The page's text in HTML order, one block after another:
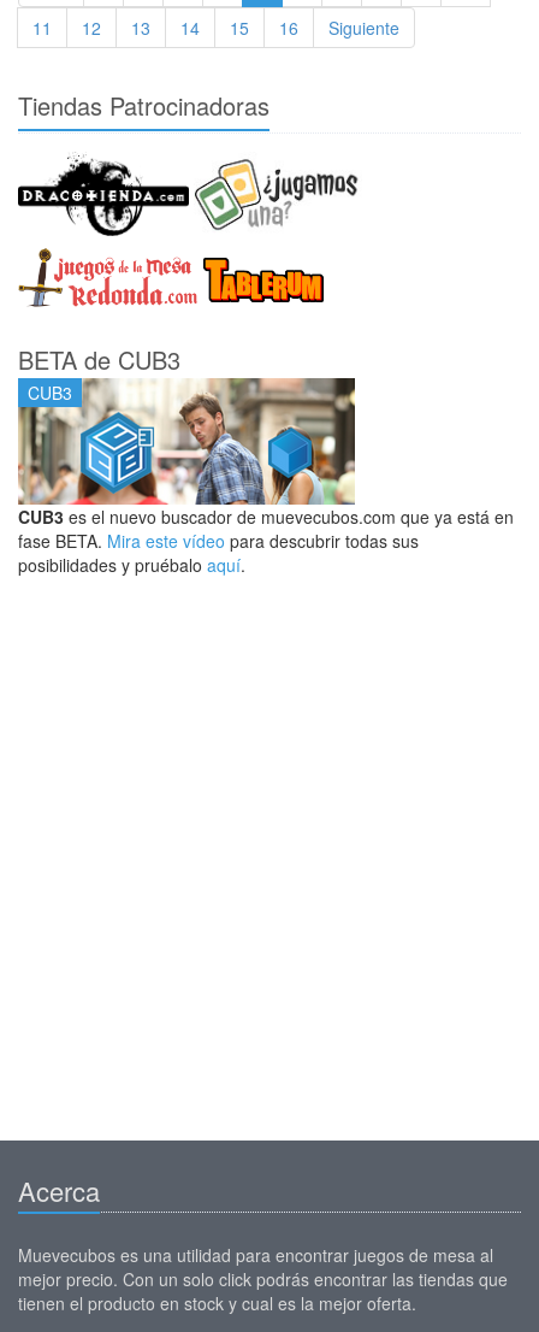
11
12 13 14 15 16 Siguiente
Tiendas Patrocinadoras
BETA de CUB3
CUB3
CUB3 es el nuevo buscador de muevecubos.com que ya está en
fase BETA. Mira este vídeo para descubrir todas sus
posibilidades y pruébalo aquí.
Acerca
Muevecubos es una utilidad para encontrar juegos de mesa al
mejor precio. Con un solo click podrás encontrar las tiendas que
tienen el producto en stock y cual es la mejor oferta.